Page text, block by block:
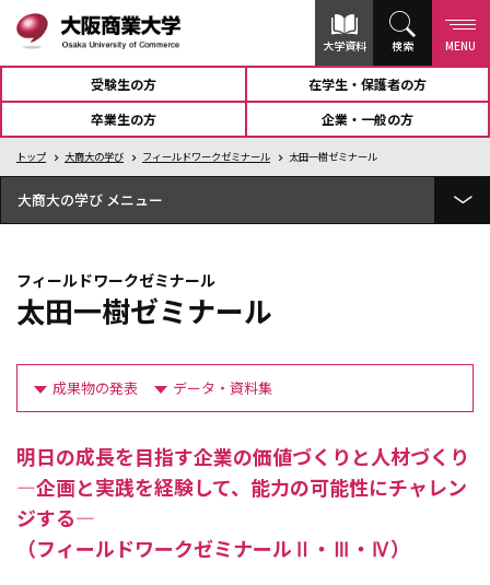
大学資料 検索 MENU
受験生の方
在学生・保護者の方
卒業生の方
企業・一般の方
トップ 大商大の学び フィールドワークゼミナール 太田一樹ゼミナール
大商大の学び
総合経営学部 経営学科とは
公共学部 公共学科とは
フィールドワークゼミナール
豊山宗洋ゼミナール
池田潔ゼミナール
フィールドワークゼミナール
太田一樹ゼミナール
成果物の発表 データ・資料集
明日の成長を目指す企業の価値づくりと人材づくり
―企画と実践を経験して、能力の可能性にチャレン
ジする―
（フィールドワークゼミナールⅡ・Ⅲ・Ⅳ）